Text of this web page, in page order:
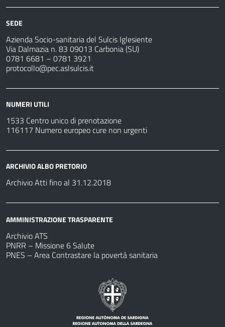
SEDE
Azienda Socio-sanitaria del Sulcis Iglesiente
Via Dalmazia n. 83 09013 Carbonia (SU)
0781 6681 – 0781 3921
protocollo@pec.aslsulcis.it
NUMERI UTILI
1533 Centro unico di prenotazione
116117 Numero europeo cure non urgenti
ARCHIVIO ALBO PRETORIO
Archivio Atti fino al 31.12.2018
AMMINISTRAZIONE TRASPARENTE
Archivio ATS
PNRR – Missione 6 Salute
PNES – Area Contrastare la povertà sanitaria